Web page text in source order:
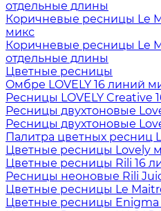
отдельные длины
Коричневые ресницы Le
микс
Коричневые ресницы Le
отдельные длины
Цветные ресницы
Oмбре LOVELY 16 линий
Ресницы LOVELY Creative
Ресницы двухтоновые
Ресницы двухтоновые
Палитра цветных ресниц
Цветные ресницы Lovely
Цветные ресницы Rili 16
Ресницы неоновые Rili
Цветные ресницы Le
Цветные ресницы